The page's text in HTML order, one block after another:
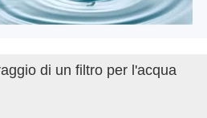
di un filtro per l'acqua